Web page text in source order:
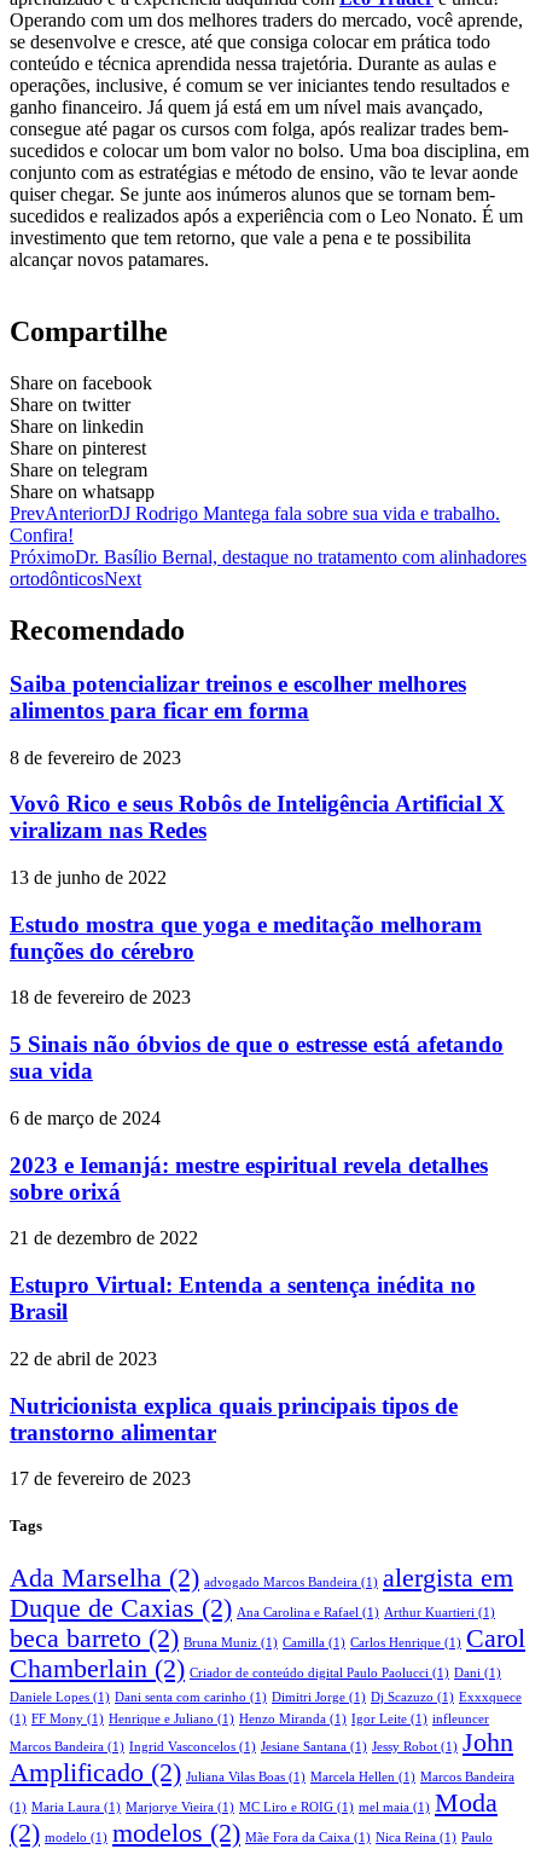
Operando com um dos melhores traders do mercado, você aprende,
se desenvolve e cresce, até que consiga colocar em prática todo
conteúdo e técnica aprendida nessa trajetória. Durante as aulas e
operações, inclusive, é comum se ver iniciantes tendo resultados e
ganho financeiro. Já quem já está em um nível mais avançado,
consegue até pagar os cursos com folga, após realizar trades bem-
sucedidos e colocar um bom valor no bolso. Uma boa disciplina, em
conjunto com as estratégias e método de ensino, vão te levar aonde
quiser chegar. Se junte aos inúmeros alunos que se tornam bem-
sucedidos e realizados após a experiência com o Leo Nonato. É um
investimento que tem retorno, que vale a pena e te possibilita
alcançar novos patamares.
Compartilhe
Share on facebook
Share on twitter
Share on linkedin
Share on pinterest
Share on telegram
Share on whatsapp
PrevAnteriorDJ Rodrigo Mantega fala sobre sua vida e trabalho.
Confira!
PróximoDr. Basílio Bernal, destaque no tratamento com alinhadores
ortodônticosNext
Recomendado
Saiba potencializar treinos e escolher melhores
alimentos para ficar em forma
8 de fevereiro de 2023
Vovô Rico e seus Robôs de Inteligência Artificial X
viralizam nas Redes
13 de junho de 2022
Estudo mostra que yoga e meditação melhoram
funções do cérebro
18 de fevereiro de 2023
5 Sinais não óbvios de que o estresse está afetando
sua vida
6 de março de 2024
2023 e Iemanjá: mestre espiritual revela detalhes
sobre orixá
21 de dezembro de 2022
Estupro Virtual: Entenda a sentença inédita no
Brasil
22 de abril de 2023
Nutricionista explica quais principais tipos de
transtorno alimentar
17 de fevereiro de 2023
Tags
Ada Marselha (2) advogado Marcos Bandeira (1) alergista em
Duque de Caxias (2) Ana Carolina e Rafael (1) Arthur Kuartieri (1)
beca barreto (2) Bruna Muniz (1) Camilla (1) Carlos Henrique (1) Carol
Chamberlain (2) Criador de conteúdo digital Paulo Paolucci (1) Dani (1)
Daniele Lopes (1) Dani senta com carinho (1) Dimitri Jorge (1) Dj Scazuzo (1) Exxxquece
(1) FF Mony (1) Henrique e Juliano (1) Henzo Miranda (1) Igor Leite (1) infleuncer
Marcos Bandeira (1) Ingrid Vasconcelos (1) Jesiane Santana (1) Jessy Robot (1) John
Amplificado (2) Juliana Vilas Boas (1) Marcela Hellen (1) Marcos Bandeira
(1) Maria Laura (1) Marjorye Vieira (1) MC Liro e ROIG (1) mel maia (1) Moda
(2) modelo (1) modelos (2) Mãe Fora da Caixa (1) Nica Reina (1) Paulo